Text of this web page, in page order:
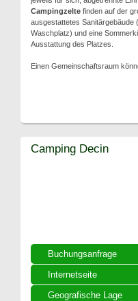
Campingzelte finden auf der
ausgestattetes Sanitärgebäude
Waschplatz) und eine
Ausstattung des Platzes.
Einen Gemeinschaftsraum
Buchungsanfrage
Internetseite
Geografische Lage
Camping Decin